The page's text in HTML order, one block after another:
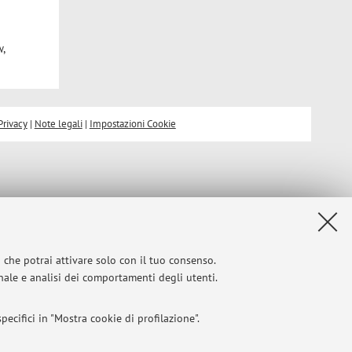
potrai attivare solo con il tuo consenso.
e analisi dei comportamenti degli utenti.
in "Mostra cookie di profilazione".
| Note legali| Impostazioni Cookie